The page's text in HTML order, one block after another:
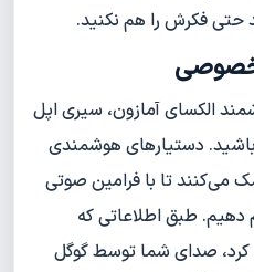
حتی فکرش را هم نکنید.
الکسای آمازون، سیری اپل
دستیارهای هوشمندی
می‌کنند تا با فرامین صوتی
دهیم. طبق اطلاعاتی که
کرد، صدای شما توسط گوگل